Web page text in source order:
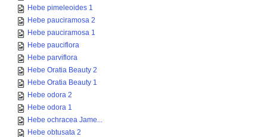
Hebe pimeleoides 1
Hebe pauciramosa 2
Hebe pauciramosa 1
Hebe pauciflora
Hebe parviflora
Hebe Oratia Beauty 2
Hebe Oratia Beauty 1
Hebe odora 2
Hebe odora 1
Hebe ochracea Jame...
Hebe obtusata 2